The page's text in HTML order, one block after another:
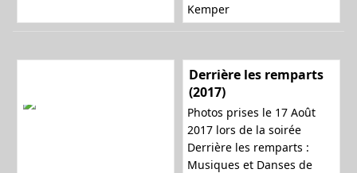
Kemper
Derrière les remparts
(2017)
Photos prises le 17 Août
2017 lors de la soirée
Derrière les remparts :
Musiques et Danses de